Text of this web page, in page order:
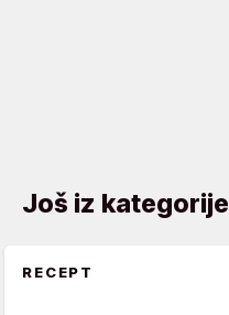
Još iz kategorije
RECEPT